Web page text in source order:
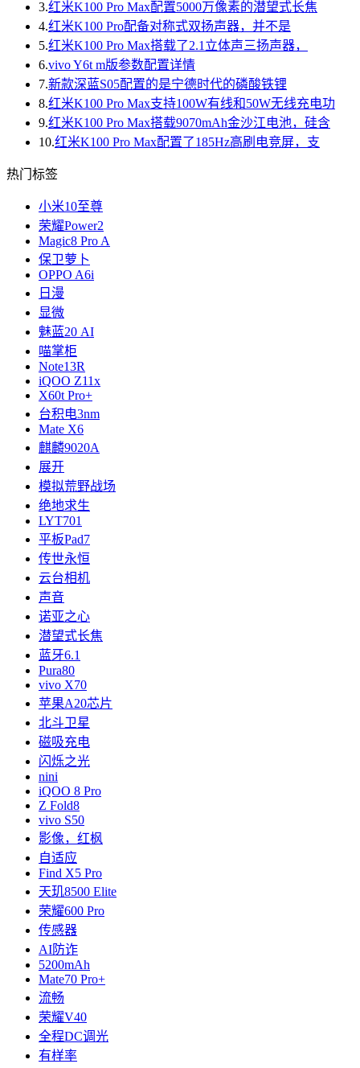
3.红米K100 Pro Max配置5000万像素的潜望式长焦
4.红米K100 Pro配备对称式双扬声器，并不是
5.红米K100 Pro Max搭载了2.1立体声三扬声器，
6.vivo Y6t m版参数配置详情
7.新款深蓝S05配置的是宁德时代的磷酸铁锂
8.红米K100 Pro Max支持100W有线和50W无线充电功
9.红米K100 Pro Max搭载9070mAh金沙江电池，硅含
10.红米K100 Pro Max配置了185Hz高刷电竞屏，支
热门标签
小米10至尊
荣耀Power2
Magic8 Pro A
保卫萝卜
OPPO A6i
日漫
显微
魅蓝20 AI
喵掌柜
Note13R
iQOO Z11x
X60t Pro+
台积电3nm
Mate X6
麒麟9020A
展开
模拟荒野战场
绝地求生
LYT701
平板Pad7
传世永恒
云台相机
声音
诺亚之心
潜望式长焦
蓝牙6.1
Pur​a80
vivo X70
苹果A20芯片
北斗卫星
磁吸充电
闪烁之光
nini
iQOO 8 Pro
Z Fold8
vivo S50
影像，红枫
自适应
Find X5 Pro
天玑8500 Elite
荣耀600 Pro
传感器
AI防诈
5200mAh
Mate70 Pro+
流畅
荣耀V40
全程DC调光
有样率